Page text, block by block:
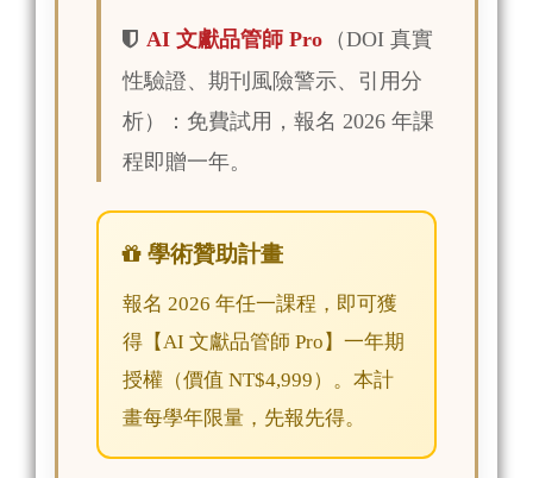
AI 文獻品管師 Pro （DOI 真實
性驗證、期刊風險警示、引用分
析）：免費試用，報名 2026 年課
程即贈一年。
學術贊助計畫
報名 2026 年任一課程，即可獲
得【AI 文獻品管師 Pro】一年期
授權（價值 NT$4,999）。本計
畫每學年限量，先報先得。